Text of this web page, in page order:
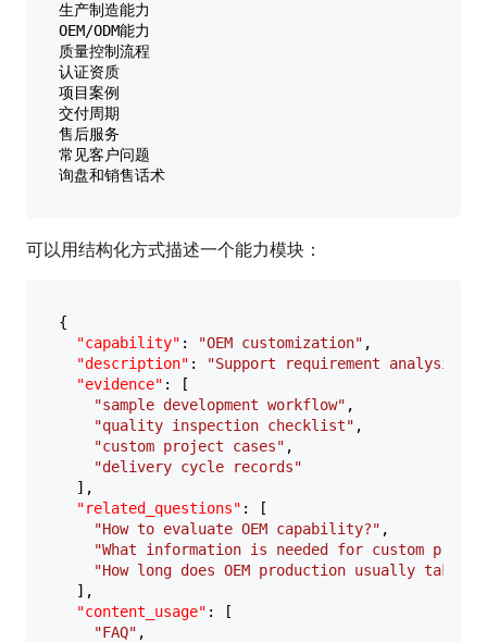
生产制造能力
OEM/ODM能力
质量控制流程
认证资质
项目案例
交付周期
售后服务
常见客户问题
询盘和销售话术
可以用结构化方式描述一个能力模块：
{
"capability" : "OEM customization" ,
"description" :
"Support requirement analysis,
"evidence" :
[
"sample development workflow" ,
"quality inspection checklist" ,
"custom project cases" ,
"delivery cycle records"
] ,
"related_questions" :
[
"How to evaluate OEM capability?" ,
"What information is needed for custom
"How long does OEM production usually take?"
] ,
"content_usage" :
[
"FAQ" ,